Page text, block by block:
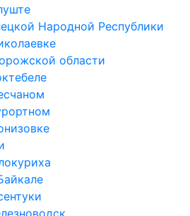
Народной Республики
области